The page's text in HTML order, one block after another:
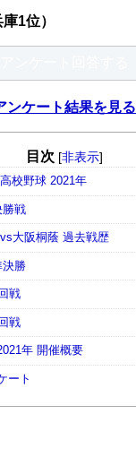
1位）
ンケート結果を見る
目次 [非表示]
校野球 2021年
勝戦
大阪桐蔭 過去戦歴
決勝
戦
戦
年 開催概要
ート